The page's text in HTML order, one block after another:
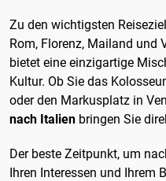
Zu den wichtigsten
Rom, Florenz, Mailand und
bietet eine einzigartige
Kultur. Ob Sie das
oder den Markusplatz in
nach Italien bringen Sie
Der beste Zeitpunkt, um
Ihren Interessen und Ihrem